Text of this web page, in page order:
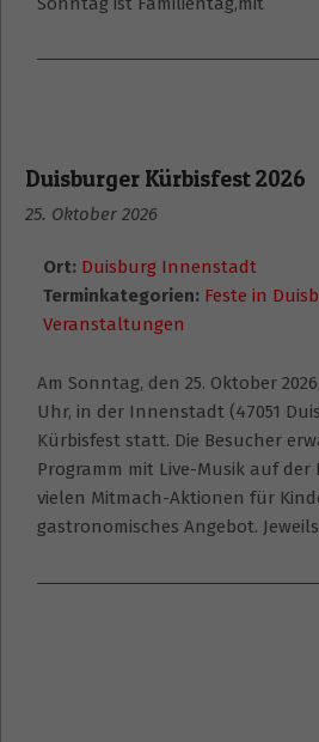
Duisburger Kürbisfest 2026
25. Oktober 2026
Ort: Duisburg Innenstadt
Terminkategorien: Feste in
Veranstaltungen
Am Sonntag, den 25. Oktober
Uhr, in der Innenstadt (47051
Kürbisfest statt. Die Besucher
Programm mit Live-Musik auf der
vielen Mitmach-Aktionen für
gastronomisches Angebot.